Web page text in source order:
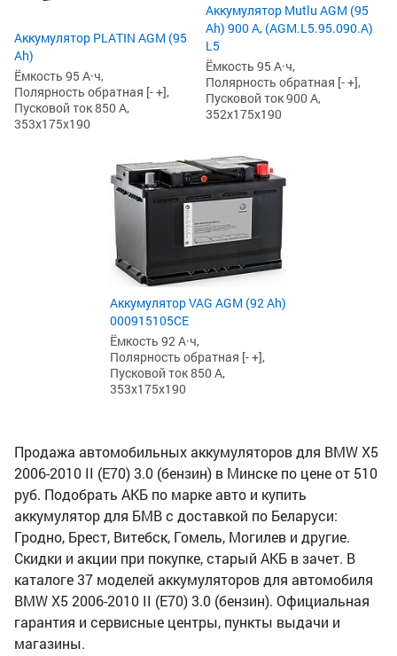
Аккумулятор PLATIN AGM (95
Ah)
Ёмкость 95 А·ч,
Полярность обратная [- +],
Пусковой ток 850 А,
353x175x190
Аккумулятор Mutlu AGM (95
Ah) 900 А, (AGM.L5.95.090.A)
L5
Ёмкость 95 А·ч,
Полярность обратная [- +],
Пусковой ток 900 А,
352x175x190
Аккумулятор VAG AGM (92 Ah)
000915105CE
Ёмкость 92 А·ч,
Полярность обратная [- +],
Пусковой ток 850 А,
353x175x190
Продажа автомобильных аккумуляторов для BMW X5
2006-2010 II (E70) 3.0 (бензин) в Минске по цене от 510
руб. Подобрать АКБ по марке авто и купить
аккумулятор для БМВ с доставкой по Беларуси:
Гродно, Брест, Витебск, Гомель, Могилев и другие.
Скидки и акции при покупке, старый АКБ в зачет. В
каталоге 37 моделей аккумуляторов для автомобиля
BMW X5 2006-2010 II (E70) 3.0 (бензин). Официальная
гарантия и сервисные центры, пункты выдачи и
магазины.